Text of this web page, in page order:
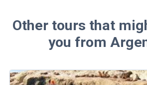
Other tours that
you from